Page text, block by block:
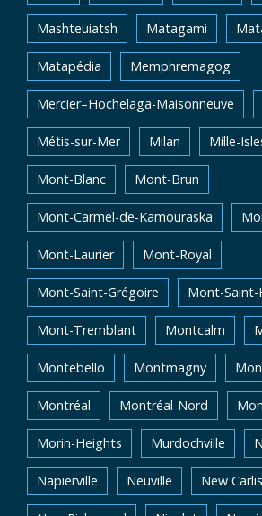
Mashteuiatsh Matagami
Matapédia Memphremagog
Mercier–Hochelaga-Maisonneuve
Métis-sur-Mer Milan Mille-
Mont-Blanc Mont-Brun
Mont-Carmel-de-Kamouraska
Mont-Laurier Mont-Royal
Mont-Saint-Grégoire Mont-Saint-
Mont-Tremblant Montcalm
Montebello Montmagny
Montréal Montréal-Nord
Morin-Heights Murdochville
Napierville Neuville New